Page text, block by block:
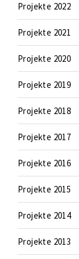
Projekte 2022
Projekte 2021
Projekte 2020
Projekte 2019
Projekte 2018
Projekte 2017
Projekte 2016
Projekte 2015
Projekte 2014
Projekte 2013